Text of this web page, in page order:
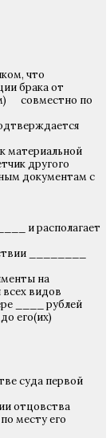
что
брака от
совместно по
материальной
другого
документам с
и располагает
________
на
видов
____ рублей
его(их)
суда первой
отцовства
месту его